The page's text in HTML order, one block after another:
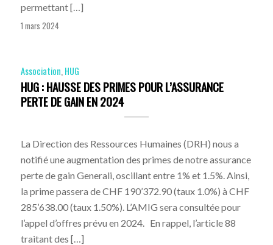
permettant […]
1 mars 2024
Association,HUG
HUG : HAUSSE DES PRIMES POUR L’ASSURANCE
PERTE DE GAIN EN 2024
La Direction des Ressources Humaines (DRH) nous a
notifié une augmentation des primes de notre assurance
perte de gain Generali, oscillant entre 1% et 1.5%. Ainsi,
la prime passera de CHF 190’372.90 (taux 1.0%) à CHF
285’638.00 (taux 1.50%). L’AMIG sera consultée pour
l’appel d’offres prévu en 2024. En rappel, l’article 88
traitant des […]